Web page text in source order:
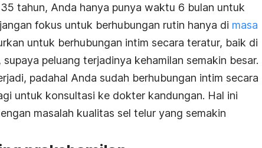
tahun, Anda hanya punya waktu 6 bulan untuk
fokus untuk berhubungan rutin hanya di masa
untuk berhubungan intim secara teratur, baik di
peluang terjadinya kehamilan semakin besar.
padahal Anda sudah berhubungan intim secara
untuk konsultasi ke dokter kandungan. Hal ini
masalah kualitas sel telur yang semakin